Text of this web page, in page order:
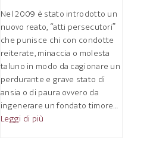
Nel 2009 è stato introdotto un
nuovo reato, “atti persecutori”
che punisce chi con condotte
reiterate, minaccia o molesta
taluno in modo da cagionare un
perdurante e grave stato di
ansia o di paura ovvero da
ingenerare un fondato timore…
Leggi di più